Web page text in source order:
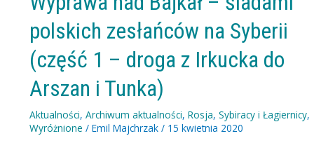
polskich zesłańców na Syberii
(część 1 – droga z Irkucka do
Arszan i Tunka)
Aktualności,Archiwum aktualności,Rosja,Sybiracy i Łagiernicy,
Wyróżnione /Emil Majchrzak/ 15 kwietnia 2020
Syberii
(część
1
–
droga
z
Irkucka
do
Arszan
Tunka)